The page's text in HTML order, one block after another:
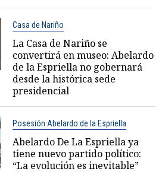
Casa de Nariño
La Casa de Nariño se
convertirá en museo: Abelardo
de la Espriella no gobernará
desde la histórica sede
presidencial
Posesión Abelardo de la Espriella
Abelardo De La Espriella ya
tiene nuevo partido político:
“La evolución es inevitable”